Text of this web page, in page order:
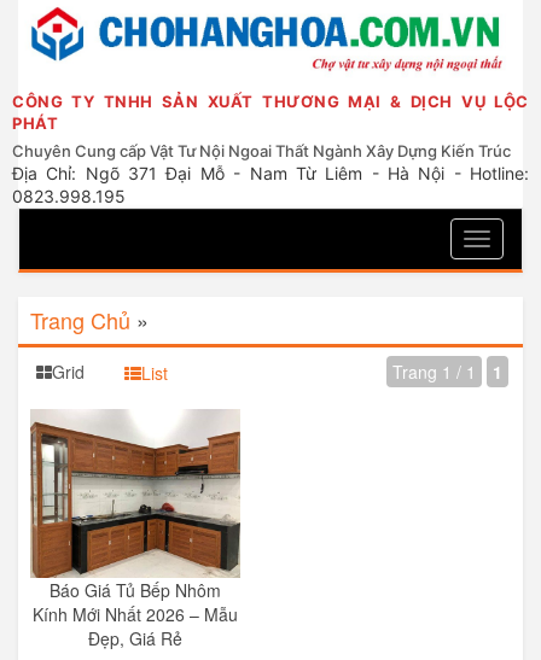
CÔNG TY TNHH SẢN XUẤT THƯƠNG MẠI & DỊCH VỤ LỘC
PHÁT
Chuyên Cung cấp Vật Tư Nội Ngoai Thất Ngành Xây Dựng Kiến Trúc
Địa Chỉ: Ngõ 371 Đại Mỗ - Nam Từ Liêm - Hà Nội - Hotline:
0823.998.195
Toggle
Trang Chủ »
Grid List Trang 1 / 1 1
Báo Giá Tủ Bếp Nhôm
Kính Mới Nhất 2026 – Mẫu
Đẹp, Giá Rẻ